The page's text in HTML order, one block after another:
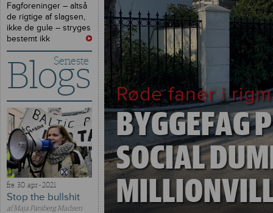
Fagforeninger – altså
de rigtige af slagsen,
ikke de gule – stryges
bestemt ikk
Seneste
Blogs
fre. 30. apr - 2021
Stop the bullshit
afMaja Parsberg Madsen
Røde faner i
BYGGEFAG
SOCIAL